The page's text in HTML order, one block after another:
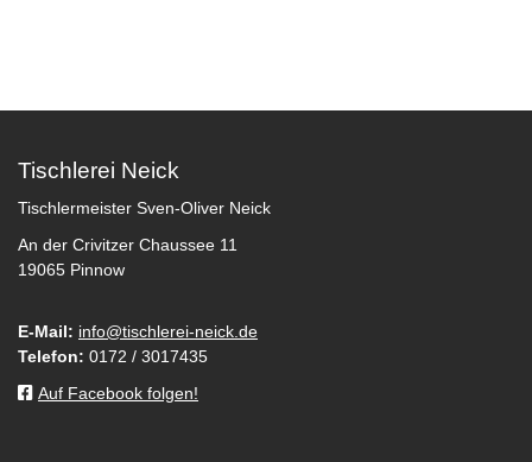
Tischlerei Neick
Tischlermeister Sven-Oliver Neick
An der Crivitzer Chaussee 11
19065 Pinnow
E-Mail: info@tischlerei-neick.de
Telefon: 0172 / 3017435
Auf Facebook folgen!